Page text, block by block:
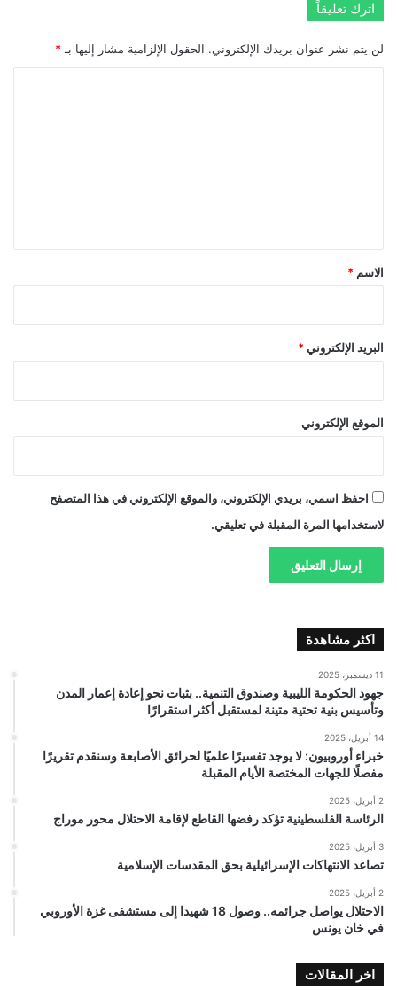
اترك تعليقاً
لن يتم نشر عنوان بريدك الإلكتروني. الحقول الإلزامية مشار إليها بـ *
*
الاسم *
البريد الإلكتروني *
الموقع الإلكتروني
احفظ اسمي، بريدي الإلكتروني، والموقع الإلكتروني في هذا المتصفح
لاستخدامها المرة المقبلة في تعليقي.
اكثر مشاهدة
11 ديسمبر، 2025
جهود الحكومة الليبية وصندوق التنمية.. بثبات نحو إعادة إعمار المدن
وتأسيس بنية تحتية متينة لمستقبل أكثر استقرارًا
14 أبريل، 2025
خبراء أوروبيون: لا يوجد تفسيرًا علميًا لحرائق الأصابعة وسنقدم تقريرًا
مفصلًا للجهات المختصة الأيام المقبلة
2 أبريل، 2025
الرئاسة الفلسطينية تؤكد رفضها القاطع لإقامة الاحتلال محور موراج
3 أبريل، 2025
تصاعد الانتهاكات الإسرائيلية بحق المقدسات الإسلامية
2 أبريل، 2025
الاحتلال يواصل جرائمه.. وصول 18 شهيدا إلى مستشفى غزة الأوروبي
في خان يونس
اخر المقالات